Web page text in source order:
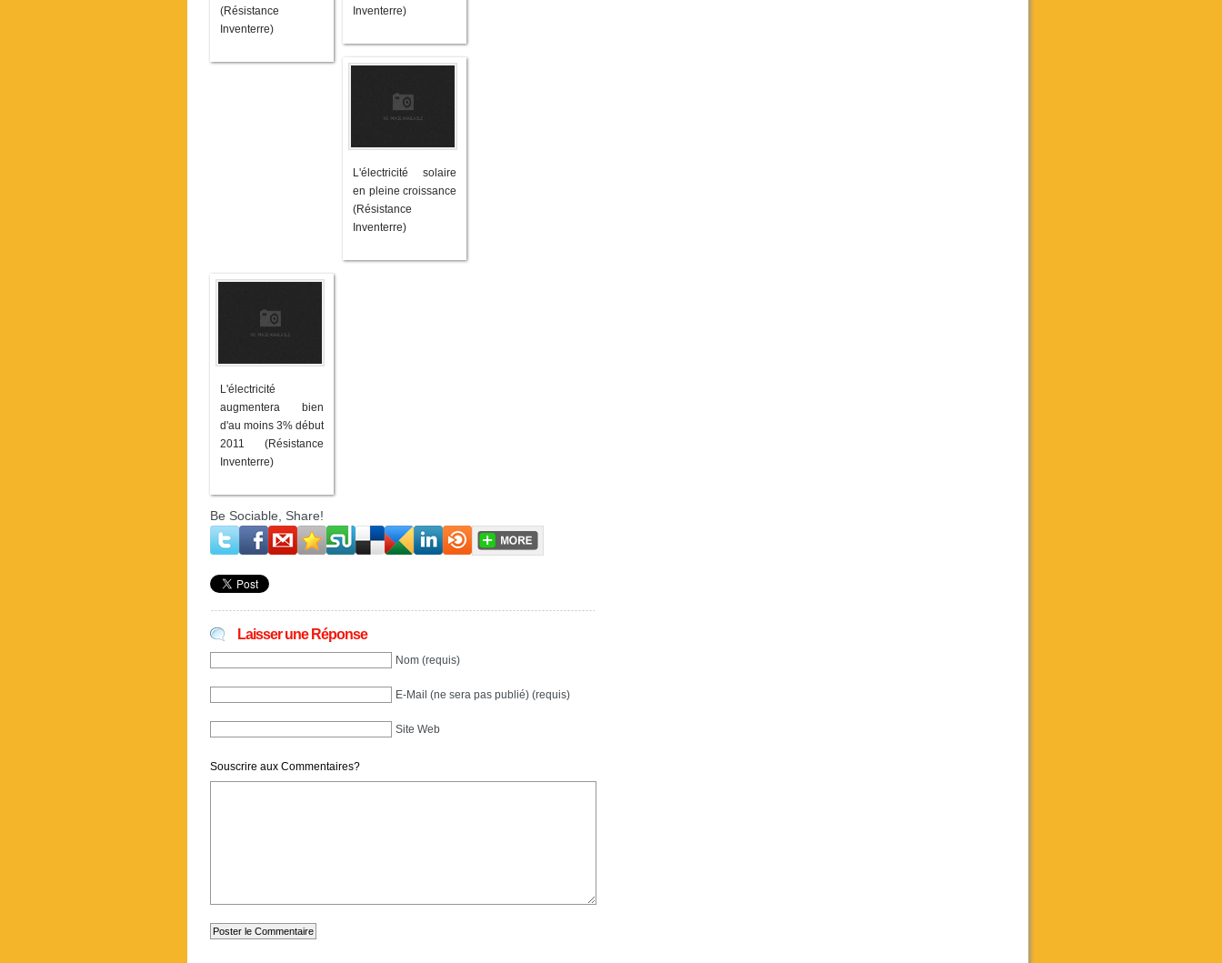
(Résistance
Inventerre)
Inventerre)
L'électricité solaire
en pleine croissance
(Résistance
Inventerre)
L'électricité
augmentera bien
d'au moins 3% début
2011 (Résistance
Inventerre)
Be Sociable, Share!
Laisser une Réponse
Nom (requis)
E-Mail (ne sera pas publié) (requis)
Site Web
Souscrire aux Commentaires?